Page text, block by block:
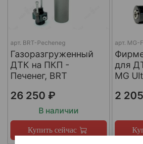
арт. BRT-Pecheneg
Газоразгруженный
ДТК на ПКП -
Печенег, BRT
26 250 ₽
В наличии
Купить сейчас
арт. MG-
для
MG
2